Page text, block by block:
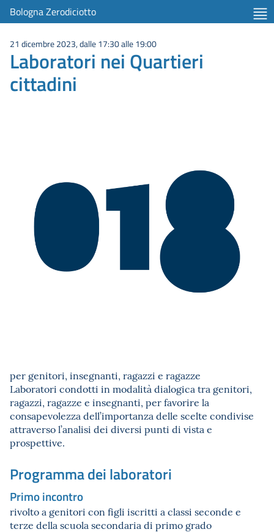
Bologna Zerodiciotto
21 dicembre 2023, dalle 17:30 alle 19:00
Laboratori nei Quartieri
cittadini
per genitori, insegnanti, ragazzi e ragazze
Laboratori condotti in modalità dialogica tra genitori,
ragazzi, ragazze e insegnanti, per favorire la
consapevolezza dell’importanza delle scelte condivise
attraverso l’analisi dei diversi punti di vista e
prospettive.
Programma dei laboratori
Primo incontro
rivolto a genitori con figli iscritti a classi seconde e
terze della scuola secondaria di primo grado